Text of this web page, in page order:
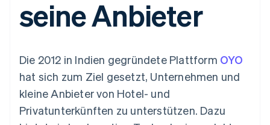
Zugriff auf mehr als
125
Authorization
Optimierung der
Autorisierungsraten
Beschleunigter
Datensynchronisierung
Geldmanagement
Plattformen
SaaS
Nach Branche
KI-Unternehmen
Creator Economy
Marktplatz auf
Grundlagen der
Abonnementverwaltung
nutzungsbasierte
Abrechnung um
Stablecoin-gestützte
Karten ausgeben: So
geht´s
Bereitstellung und
Produkt-Roadmap
Stripe Sessions
Stripe Press
Kontakt
seine Anbieter
Die 2012 in Indien gegründete Plattform OYO
hat sich zum Ziel gesetzt, Unternehmen und
kleine Anbieter von Hotel- und
Privatunterkünften zu unterstützen. Dazu